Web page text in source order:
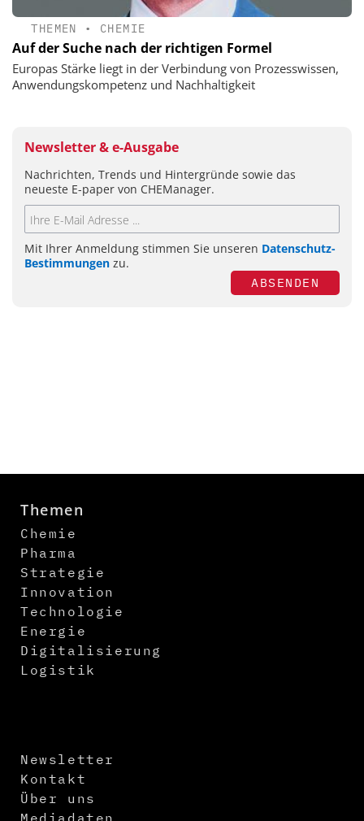
THEMEN • CHEMIE
Auf der Suche nach der richtigen Formel
Europas Stärke liegt in der Verbindung von Prozesswissen,
Anwendungskompetenz und Nachhaltigkeit
Newsletter & e-Ausgabe
Nachrichten, Trends und Hintergründe sowie das
neueste E-paper von CHEManager.
Mit Ihrer Anmeldung stimmen Sie unseren Datenschutz-
Bestimmungen zu.
ABSENDEN
Themen
Chemie
Pharma
Strategie
Innovation
Technologie
Energie
Digitalisierung
Logistik
Newsletter
Kontakt
Über uns